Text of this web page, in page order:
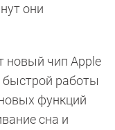
они
новый чип Apple
быстрой работы
функций
сна и